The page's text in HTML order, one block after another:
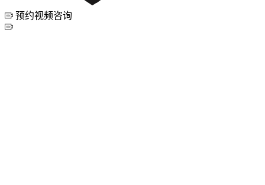
预约视频咨询